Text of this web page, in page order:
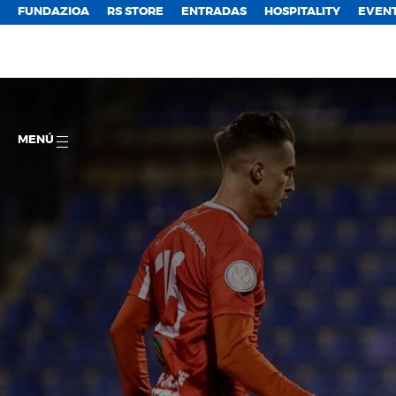
FUNDAZIOA RS STORE ENTRADAS HOSPITALITY
MENÚ